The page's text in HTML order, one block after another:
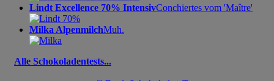
Lindt Excellence 70% IntensivConchiertes vom 'Maître'
Milka AlpenmilchMuh.
Alle Schokoladentests...